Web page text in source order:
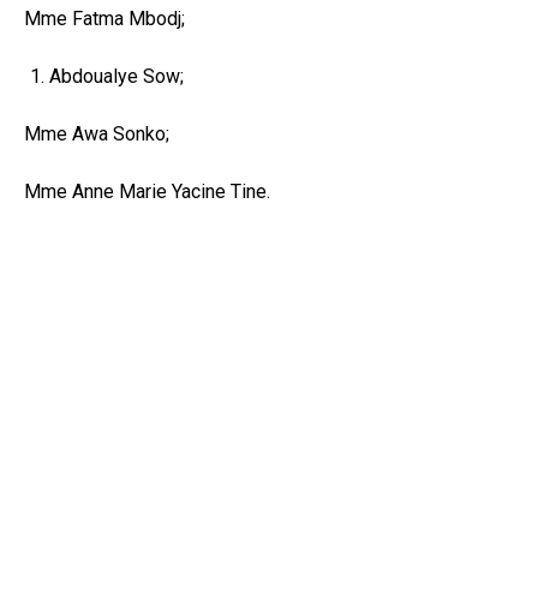
Mme Fatma Mbodj;
Abdoualye Sow;
Mme Awa Sonko;
Mme Anne Marie Yacine Tine.